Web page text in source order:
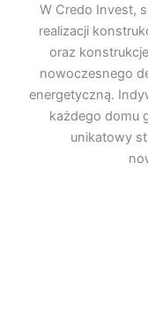
W Credo Invest,
realizacji
oraz
nowoczesnego
energetyczną.
każdego domu
unikatowy